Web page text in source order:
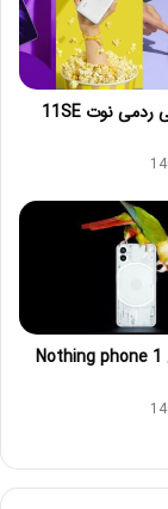
قیمت شیائومی ردمی نوت 11SE
طراحی گوشی Nothing phone 1